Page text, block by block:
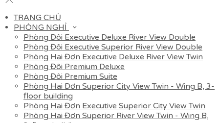
TRANG CHỦ
PHÒNG NGHỈ
Phòng Đôi Executive Deluxe River View Double
Phòng Đôi Executive Superior River View Double
Phòng Hai Đơn Executive Deluxe River View Twin
Phòng Đôi Premium Deluxe
Phòng Đôi Premium Suite
Phòng Hai Đơn Superior City View Twin - Wing B, 3-
floor building
Phòng Hai Đơn Executive Superior City View Twin
Phòng Hai Đơn Superior River View Twin - Wing B,